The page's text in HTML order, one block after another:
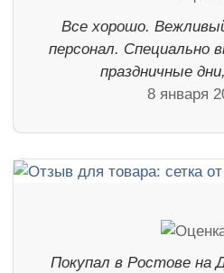
Все хорошо.
персонал. Специально
праздничные
8 января
Покупал в Ростове на